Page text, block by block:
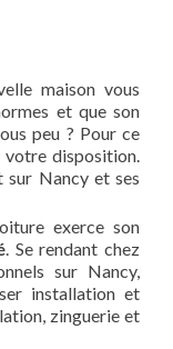
maison vous
et que son
peu ? Pour ce
votre disposition.
sur Nancy et ses
exerce son
. Se rendant chez
sur Nancy,
installation et
zinguerie et